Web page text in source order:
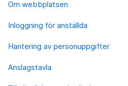
Om webbplatsen
Inloggning för anställda
Hantering av personuppgifter
Anslagstavla